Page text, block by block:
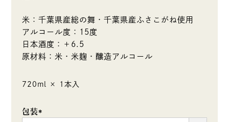
米：千葉県産総の舞・千葉県産ふさこがね使用
アルコール度：15度
日本酒度：＋6.5
原材料：米・米麹・醸造アルコール
720ml × 1本入
包装